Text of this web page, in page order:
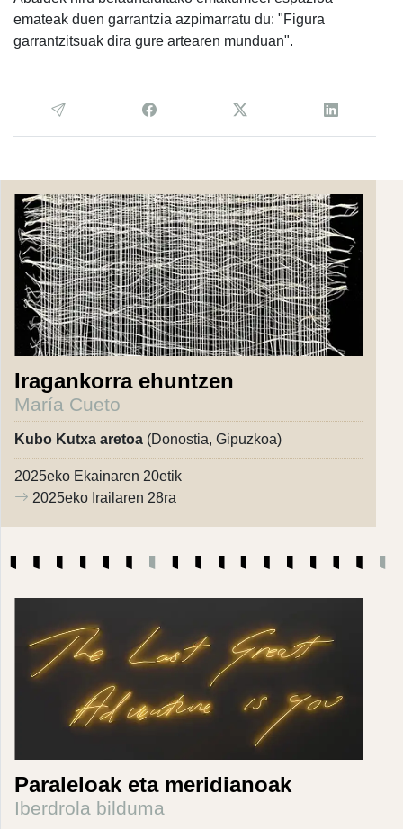
emateak duen garrantzia azpimarratu du: "Figura
garrantzitsuak dira gure artearen munduan".
Iragankorra ehuntzen
María Cueto
Kubo Kutxa aretoa (Donostia, Gipuzkoa)
2025eko Ekainaren 20etik
2025eko Irailaren 28ra
Paraleloak eta meridianoak
Iberdrola bilduma